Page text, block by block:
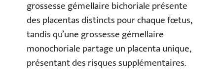
grossesse gémellaire bichoriale présente
des placentas distincts pour chaque fœtus,
tandis qu’une grossesse gémellaire
monochoriale partage un placenta unique,
présentant des risques supplémentaires.